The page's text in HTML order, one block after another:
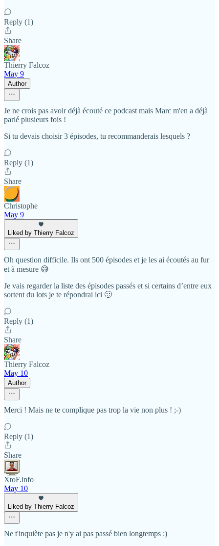
Reply (1)
Share
Thierry Falcoz
May 9
Author
Je ne crois pas avoir déjà écouté ce podcast mais Marc m'en a déjà
parlé plusieurs fois !
Si tu devais choisir 3 épisodes, tu recommanderais lesquels ?
Reply (1)
Share
Christophe
May 9
Liked by Thierry Falcoz
Oh question difficile. Ils ont 500 épisodes et je les ai écoutés au fur
et à mesure 😅
Je vais regarder la liste des épisodes passés et si certains d’entre eux
sortent du lots je te répondrai ici 🙂
Reply (1)
Share
Thierry Falcoz
May 10
Author
Merci ! Mais ne te complique pas trop la vie non plus ! ;-)
Reply (1)
Share
XtoF.info
May 10
Liked by Thierry Falcoz
Ne t'inquiète pas je n'y ai pas passé bien longtemps :)